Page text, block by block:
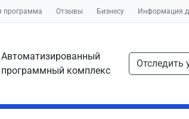
программа Отзывы Бизнесу Информация
Автоматизированный
программный комплекс
Отследить